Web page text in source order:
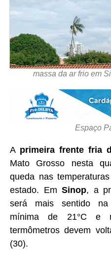
massa da ar frio em
Espaço
A primeira frente fria
Mato Grosso nesta
queda nas
estado. EmSinop, a
será mais sentido
mínima de 21°C e
termômetros devem
(30).